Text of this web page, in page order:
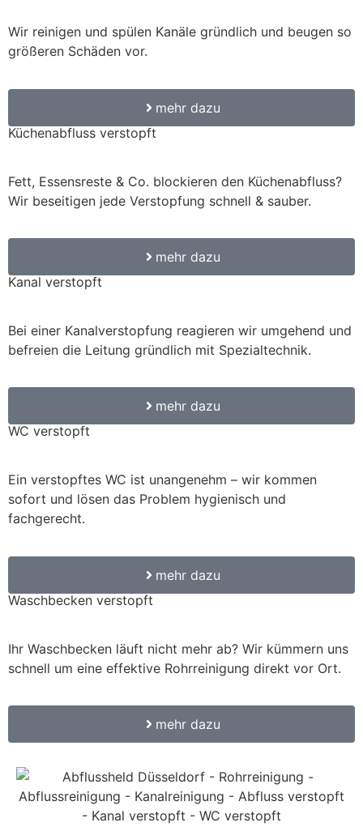
Wir reinigen und spülen Kanäle gründlich und beugen so
größeren Schäden vor.
mehr dazu
Küchenabfluss verstopft
Fett, Essensreste & Co. blockieren den Küchenabfluss?
Wir beseitigen jede Verstopfung schnell & sauber.
mehr dazu
Kanal verstopft
Bei einer Kanalverstopfung reagieren wir umgehend und
befreien die Leitung gründlich mit Spezialtechnik.
mehr dazu
WC verstopft
Ein verstopftes WC ist unangenehm – wir kommen
sofort und lösen das Problem hygienisch und
fachgerecht.
mehr dazu
Waschbecken verstopft
Ihr Waschbecken läuft nicht mehr ab? Wir kümmern uns
schnell um eine effektive Rohrreinigung direkt vor Ort.
mehr dazu